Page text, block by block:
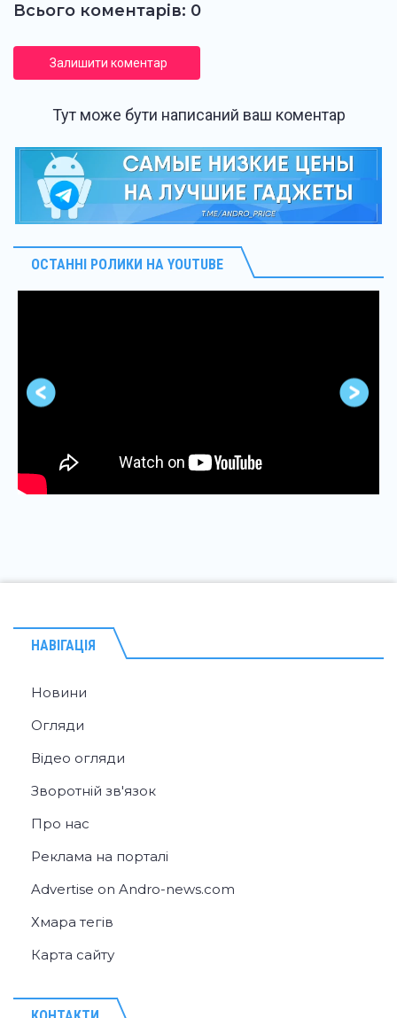
Всього коментарів: 0
Залишити коментар
Тут може бути написаний ваш коментар
ОСТАННІ РОЛИКИ НА YOUTUBE
НАВІГАЦІЯ
Новини
Огляди
Відео огляди
Зворотній зв'язок
Про нас
Реклама на порталі
Advertise on Andro-news.com
Хмара тегів
Карта сайту